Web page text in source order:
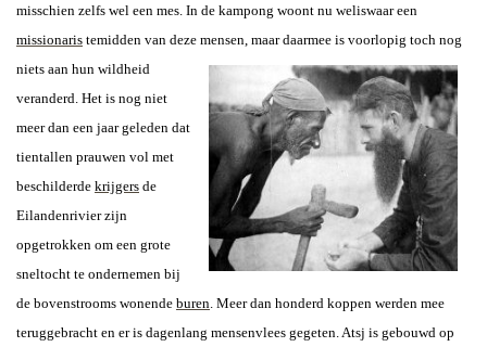
misschien zelfs wel een mes. In de kampong woont nu weliswaar een
missionaris temidden van deze mensen, maar daarmee is voorlopig toch nog
niets aan hun wildheid
veranderd. Het is nog niet
meer dan een jaar geleden dat
tientallen prauwen vol met
beschilderde krijgers de
Eilandenrivier zijn
opgetrokken om een grote
sneltocht te ondernemen bij
de bovenstrooms wonende buren . Meer dan honderd koppen werden mee
teruggebracht en er is dagenlang mensenvlees gegeten. Atsj is gebouwd op